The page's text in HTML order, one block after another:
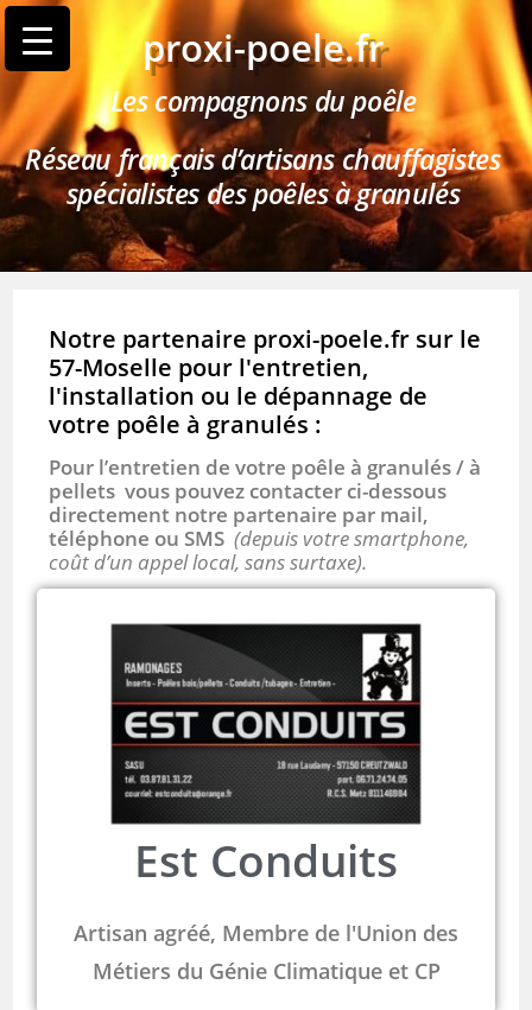
proxi-poele.fr
Les compagnons du poêle
Réseau français d’artisans chauffagistes
spécialistes des poêles à granulés
Notre partenaire proxi-poele.fr sur le
57-Moselle pour l'entretien,
l'installation ou le dépannage de
votre poêle à granulés :
Pour l’entretien de votre poêle à granulés / à
pellets vous pouvez contacter ci-dessous
directement notre partenaire par mail,
téléphone ou SMS(depuis votre smartphone,
coût d’un appel local, sans surtaxe).
Est Conduits
Artisan agréé, Membre de l'Union des
Métiers du Génie Climatique et CP